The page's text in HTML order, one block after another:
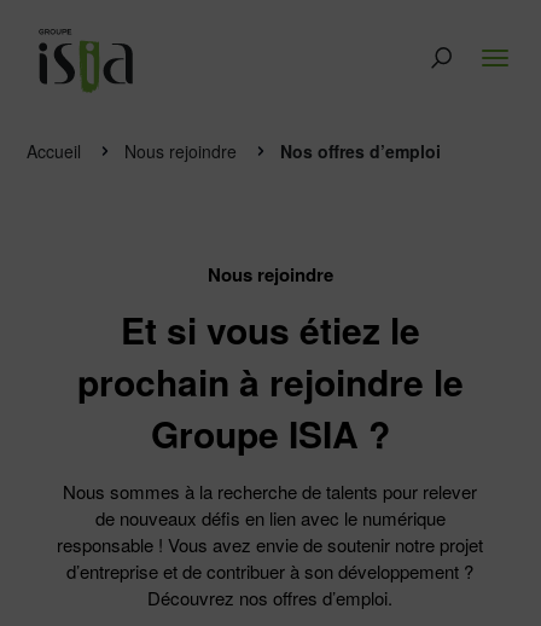
Accueil Nous rejoindre Nos offres d’emploi
Nous rejoindre
Et si vous étiez le
prochain à rejoindre le
Groupe ISIA ?
Nous sommes à la recherche de talents pour relever
de nouveaux défis en lien avec le numérique
responsable ! Vous avez envie de soutenir notre projet
d’entreprise et de contribuer à son développement ?
Découvrez nos offres d’emploi.